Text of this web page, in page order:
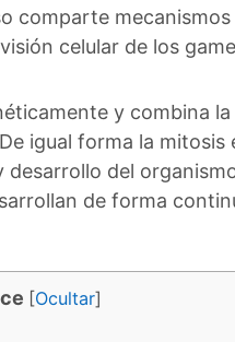
comparte
celular de los
y combina
igual forma la
del
de forma
[Ocultar]